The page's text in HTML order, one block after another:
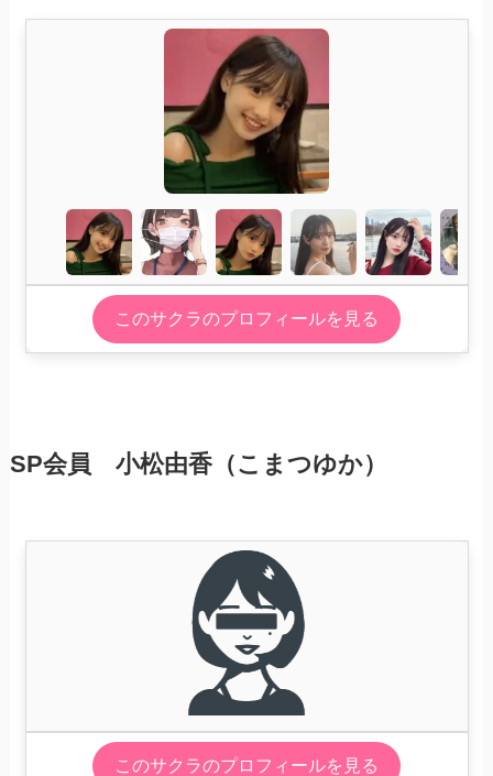
このサクラのプロフィールを見る
SP会員 小松由香（こまつゆか）
このサクラのプロフィールを見る